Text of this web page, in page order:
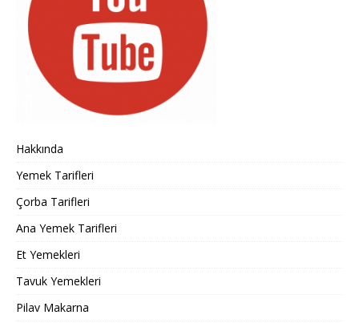
Hakkında
Yemek Tarifleri
Çorba Tarifleri
Ana Yemek Tarifleri
Et Yemekleri
Tavuk Yemekleri
Pilav Makarna